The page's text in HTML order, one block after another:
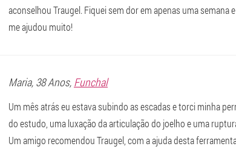
aconselhou Traugel. Fiquei sem dor em apenas uma semana
me ajudou muito!
Maria, 38 Anos, Funchal
Um mês atrás eu estava subindo as escadas e torci minha
do estudo, uma luxação da articulação do joelho e uma
Um amigo recomendou Traugel, com a ajuda desta